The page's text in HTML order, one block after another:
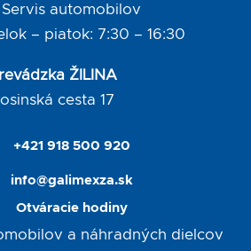
Servis automobilov
– piatok: 7:30 – 16:30
ŽILINA
cesta 17
+421 918 500 920
info@galimexza.sk
Otváracie hodiny
a náhradných dielcov